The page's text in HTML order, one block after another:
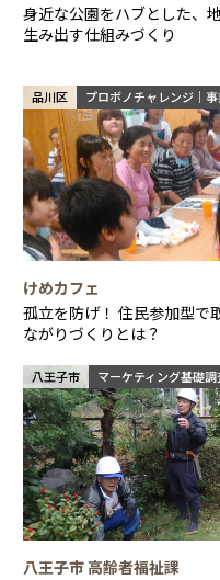
身近な公園をハブとした、
生み出す仕組みづくり
品川区 プロボノチャレンジ｜
けめカフェ
孤立を防げ！ 住民参加型で
ながりづくりとは？
八王子市 マーケティング基礎調
八王子市 高齢者福祉課